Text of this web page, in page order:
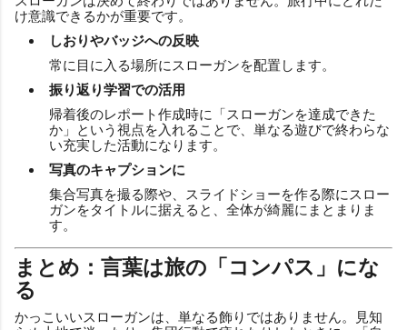
け意識できるかが重要です。
しおりやバッジへの反映
常に目に入る場所にスローガンを配置します。
振り返り学習での活用
帰着後のレポート作成時に「スローガンを達成できた
か」という視点を入れることで、単なる遊びで終わらな
い充実した活動になります。
写真のキャプションに
集合写真を撮る際や、スライドショーを作る際にスロー
ガンをタイトルに据えると、全体が綺麗にまとまりま
す。
まとめ：言葉は旅の「コンパス」にな
る
かっこいいスローガンは、単なる飾りではありません。見知